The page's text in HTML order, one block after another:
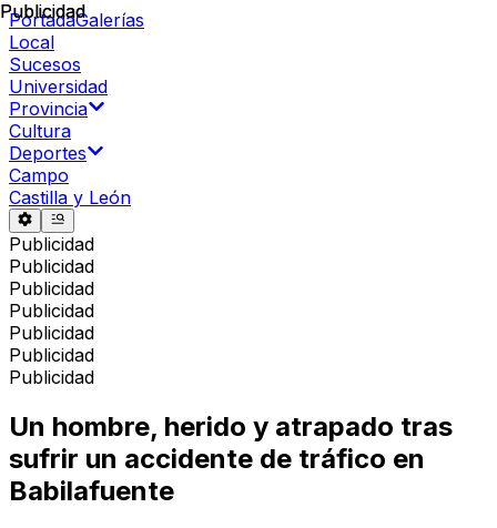
PortadaGalerías
Local
Sucesos
Universidad
Provincia
Cultura
Deportes
Campo
Castilla y León
Publicidad
Publicidad
Publicidad
Publicidad
Publicidad
Publicidad
Publicidad
Publicidad
Un hombre, herido y atrapado tras
sufrir un accidente de tráfico en
Babilafuente
Publicidad